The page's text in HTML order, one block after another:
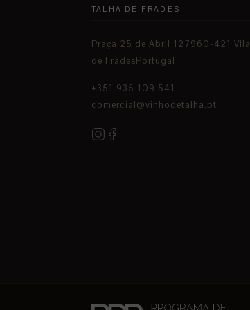
TALHA DE FRADES
Praça 25 de Abril 127960-421 Vila
de FradesPortugal
+351 935 109 541
comercial@vinhodetalha.pt